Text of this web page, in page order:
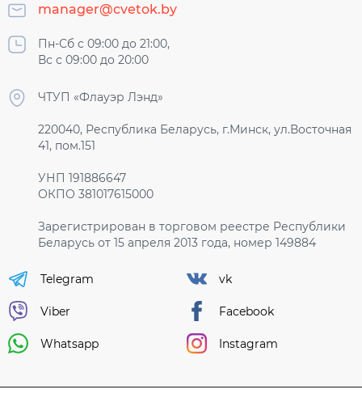
manager@cvetok.by
Пн-Сб с 09:00 до 21:00,
Вс с 09:00 до 20:00
ЧТУП «Флауэр Лэнд»
220040, Республика Беларусь, г.Минск, ул.Восточная
41, пом.151
УНП 191886647
ОКПО 381017615000
Зарегистрирован в торговом реестре Республики
Беларусь от 15 апреля 2013 года, номер 149884
Telegram
Viber
Whatsapp
vk
Facebook
Instagram